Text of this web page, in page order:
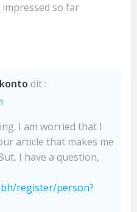
so far
dit :
I am worried that I
article that makes me
I have a question,
register/person?